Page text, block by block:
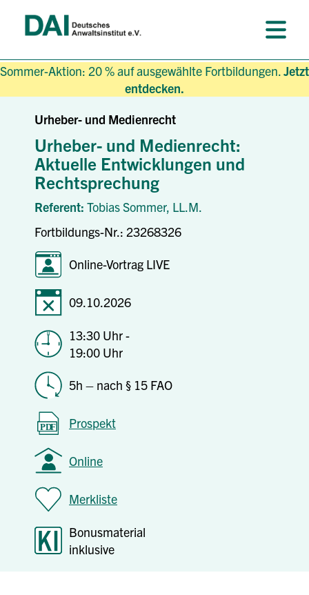
Sommer-Aktion: 20 % auf ausgewählte Fortbildungen.Jetzt
entdecken.
Urheber- und Medienrecht
Urheber- und Medienrecht:
Aktuelle Entwicklungen und
Rechtsprechung
Referent: Tobias Sommer, LL.M.
Fortbildungs-Nr.: 23268326
Online-Vortrag LIVE
09.10.2026
13:30 Uhr -
19:00 Uhr
5h – nach § 15 FAO
Prospekt
Online
Merkliste
Bonusmaterial
inklusive